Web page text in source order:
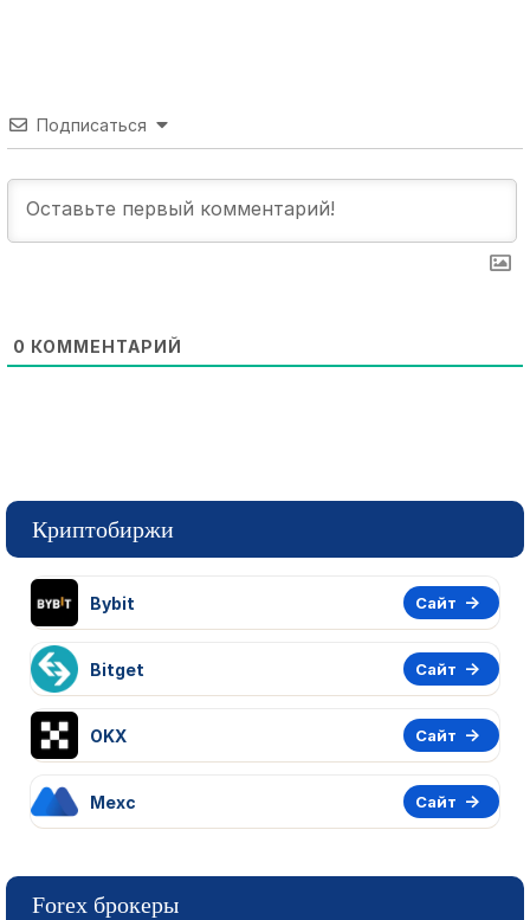
Подписаться
0 КОММЕНТАРИЙ
Криптобиржи
Bybit Сайт
Bitget Сайт
OKX Сайт
Mexc Сайт
Forex брокеры